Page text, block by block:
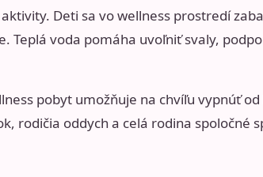
Deti sa vo wellness prostredí
Teplá voda pomáha uvoľniť svaly,
pobyt umožňuje na chvíľu vypnúť
rodičia oddych a celá rodina spoločné